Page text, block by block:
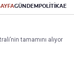
GÜNDEMPOLİTİKA
tamamını alıyor